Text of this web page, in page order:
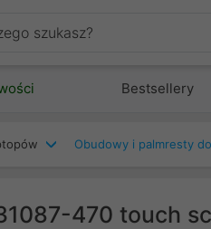
Bestsellery
Obudowy i palmresty
470 touch